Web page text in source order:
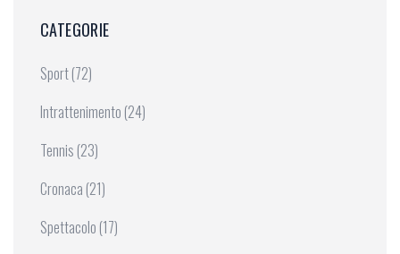
CATEGORIE
Sport(72)
Intrattenimento (24)
Tennis (23)
Cronaca (21)
Spettacolo (17)